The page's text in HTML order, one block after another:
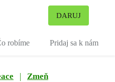
DARUJ
robíme Pridaj sa k nám
| Zmeň